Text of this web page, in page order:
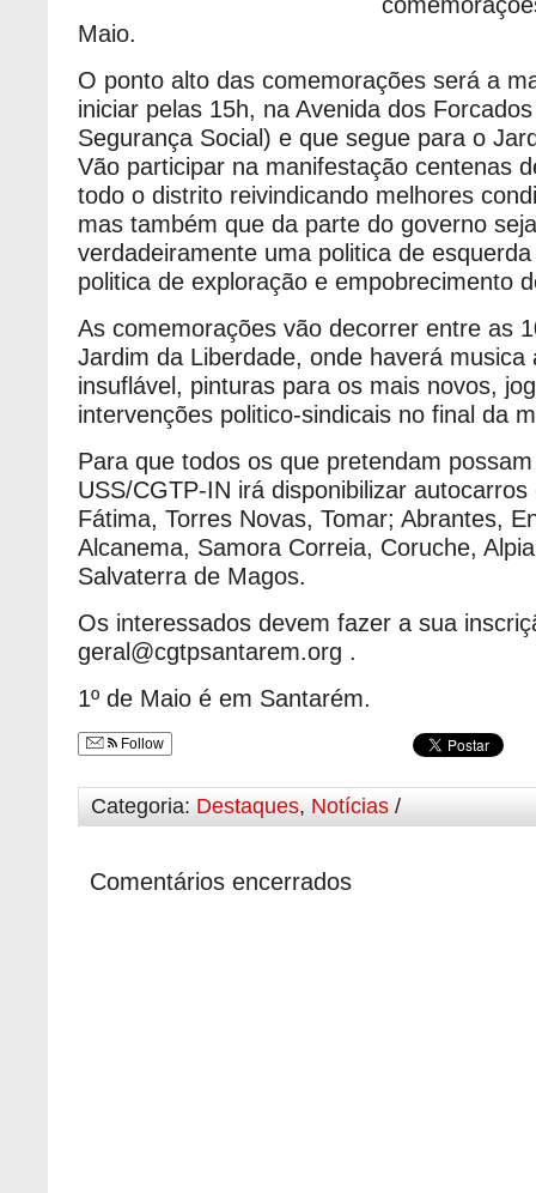
Maio.
O ponto alto das comemorações será a
iniciar pelas 15h, na Avenida dos
Segurança Social) e que segue para o
Vão participar na manifestação centenas
todo o distrito reivindicando melhores
mas também que da parte do governo
verdadeiramente uma politica de
politica de exploração e empobrecimento
As comemorações vão decorrer entre as
Jardim da Liberdade, onde haverá musica
insuflável, pinturas para os mais novos,
intervenções politico-sindicais no final da
Para que todos os que pretendam
USS/CGTP-IN irá disponibilizar
Fátima, Torres Novas, Tomar; Abrantes,
Alcanema, Samora Correia, Coruche,
Salvaterra de Magos.
Os interessados devem fazer a sua
geral@cgtpsantarem.org .
1º de Maio é em Santarém.
Follow
Categoria: Destaques, Notícias /
Comentários encerrados